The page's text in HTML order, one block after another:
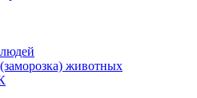
животных